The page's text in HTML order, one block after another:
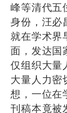
峰等清代五
身份，汪必
就在学术界
面，发达国
仅组织大量
大量人力密
想，一位在
刊稿本竟被